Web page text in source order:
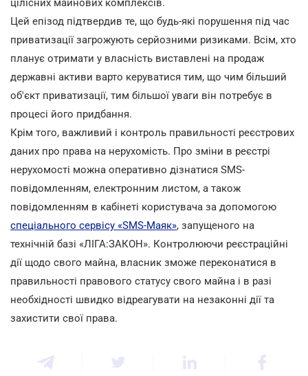
цілісних майнових комплексів.
Цей епізод підтвердив те, що будь-які порушення під час
приватизації загрожують серйозними ризиками. Всім, хто
планує отримати у власність виставлені на продаж
державні активи варто керуватися тим, що чим більший
об'єкт приватизації, тим більшої уваги він потребує в
процесі його придбання.
Крім того, важливий і контроль правильності реєстрових
даних про права на нерухомість. Про зміни в реєстрі
нерухомості можна оперативно дізнатися SMS-
повідомленням, електронним листом, а також
повідомленням в кабінеті користувача за допомогою
спеціального сервісу «SMS-Маяк», запущеного на
технічній базі «ЛІГА:ЗАКОН». Контролюючи реєстраційні
дії щодо свого майна, власник зможе переконатися в
правильності правового статусу свого майна і в разі
необхідності швидко відреагувати на незаконні дії та
захистити свої права.